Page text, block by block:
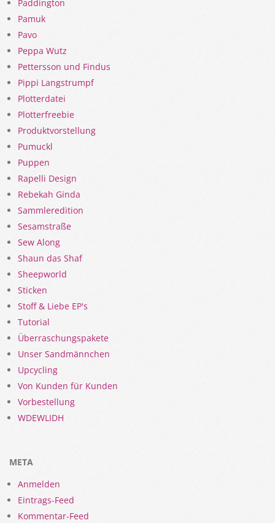
Paddington
Pamuk
Pavo
Peppa Wutz
Pettersson und Findus
Pippi Langstrumpf
Plotterdatei
Plotterfreebie
Produktvorstellung
Pumuckl
Puppen
Rapelli Design
Rebekah Ginda
Sammleredition
Sesamstraße
Sew Along
Shaun das Shaf
Sheepworld
Sticken
Stoff & Liebe EP's
Tutorial
Überraschungspakete
Unser Sandmännchen
Upcycling
Von Kunden für Kunden
Vorbestellung
WDEWLIDH
META
Anmelden
Eintrags-Feed
Kommentar-Feed